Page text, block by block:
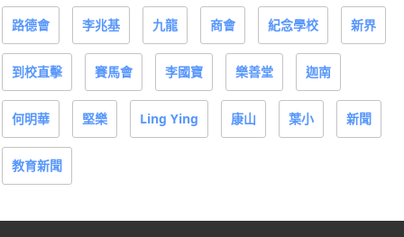
路德會 李兆基 九龍 商會 紀念學校 新界
到校直擊 賽馬會 李國寶 樂善堂 迦南
何明華 堅樂 Ling Ying 康山 葉小 新聞
教育新聞